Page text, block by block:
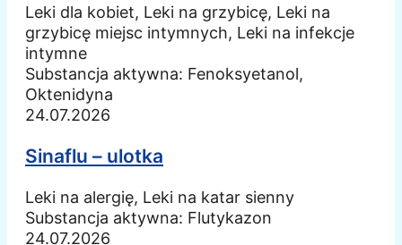
Leki dla kobiet, Leki na grzybicę, Leki na
grzybicę miejsc intymnych, Leki na infekcje
intymne
Substancja aktywna: Fenoksyetanol,
Oktenidyna
24.07.2026
Sinaflu – ulotka
Leki na alergię, Leki na katar sienny
Substancja aktywna: Flutykazon
24.07.2026